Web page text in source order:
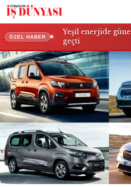
ÖZEL HABER
Yeşil enerjide
geçti